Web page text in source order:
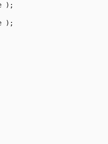
);
);